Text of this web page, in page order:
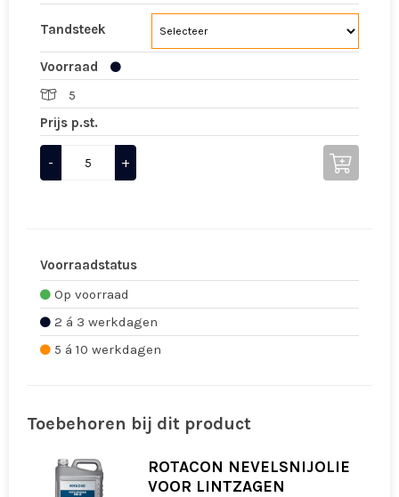
Tandsteek
Voorraad
5
Prijs p.st.
- +
Voorraadstatus
Op voorraad
2 á 3 werkdagen
5 á 10 werkdagen
Toebehoren bij dit product
ROTACON NEVELSNIJOLIE
VOOR LINTZAGEN